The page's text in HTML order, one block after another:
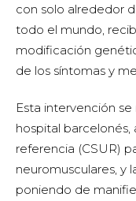
con solo alrededor
todo el mundo,
modificación
de los síntomas y
Esta intervención
hospital
referencia (CSUR)
neuromusculares, y
poniendo de